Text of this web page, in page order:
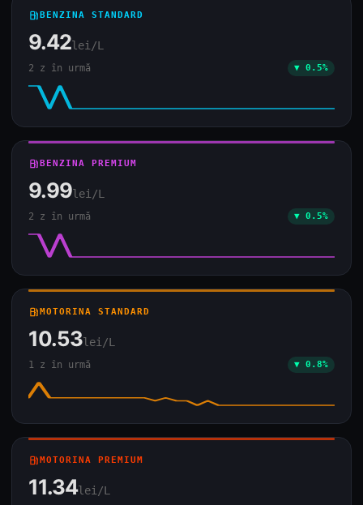
local_gas_stationBENZINA STANDARD
9.42lei/L
2 z în urmă ▼ 0.5%
local_gas_stationBENZINA PREMIUM
9.99lei/L
2 z în urmă ▼ 0.5%
local_gas_stationMOTORINA STANDARD
10.53lei/L
1 z în urmă ▼ 0.8%
local_gas_stationMOTORINA PREMIUM
11.34lei/L